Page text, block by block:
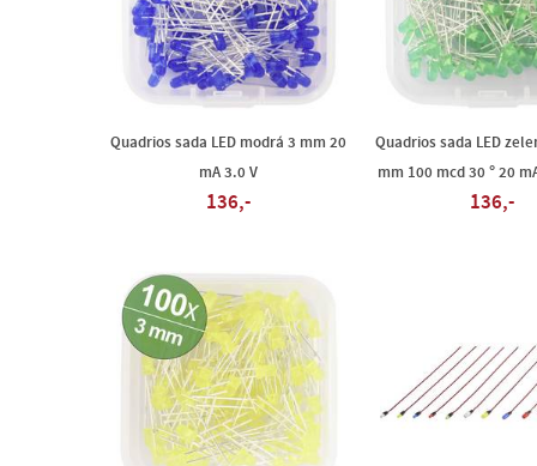
Quadrios sada LED modrá 3 mm 20
mA 3.0 V
136,-
Quadrios sada LED
mm 100 mcd 30 ° 20
136,-